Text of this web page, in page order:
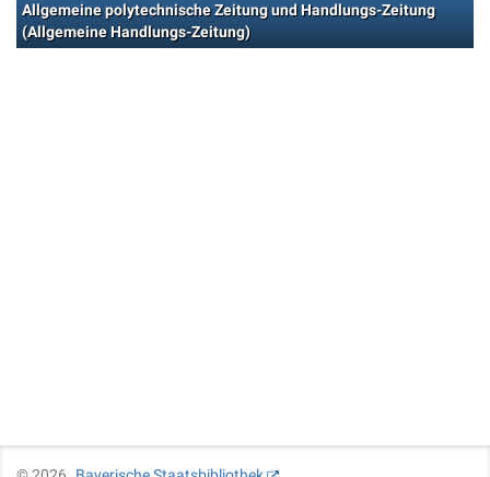
Allgemeine polytechnische Zeitung und Handlungs-Zeitung
(Allgemeine Handlungs-Zeitung)